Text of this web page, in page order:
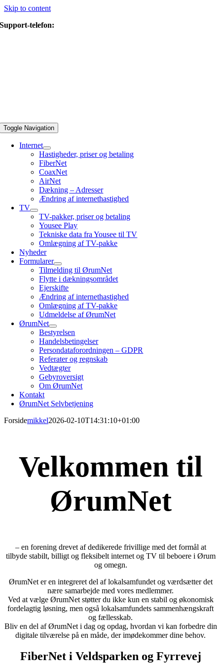
Skip to content
Support-telefon:
Toggle Navigation
Internet
Hastigheder, priser og betaling
FiberNet
CoaxNet
AirNet
Dækning – Adresser
Ændring af internethastighed
TV
TV-pakker, priser og betaling
Yousee Play
Tekniske data fra Yousee til TV
Omlægning af TV-pakke
Nyheder
Formularer
Tilmelding til ØrumNet
Flytte i dækningsområdet
Ejerskifte
Ændring af internethastighed
Omlægning af TV-pakke
Udmeldelse af ØrumNet
ØrumNet
Bestyrelsen
Handelsbetingelser
Persondataforordningen – GDPR
Referater og regnskab
Vedtægter
Gebyroversigt
Om ØrumNet
Kontakt
ØrumNet Selvbetjening
Forsidemikkel2026-02-10T14:31:10+01:00
Velkommen til
ØrumNet
– en forening drevet af dedikerede frivillige med det formål at
tilbyde stabilt, billigt og fleksibelt internet og TV til beboere i Ørum
og omegn.
ØrumNet er en integreret del af lokalsamfundet og værdsætter det
nære samarbejde med vores medlemmer.
Ved at vælge ØrumNet støtter du ikke kun en stabil og økonomisk
fordelagtig løsning, men også lokalsamfundets sammenhængskraft
og fællesskab.
Bliv en del af ØrumNet i dag og opdag, hvordan vi kan forbedre din
digitale tilværelse på en måde, der imødekommer dine behov.
FiberNet i Veldsparken og Fyrrevej